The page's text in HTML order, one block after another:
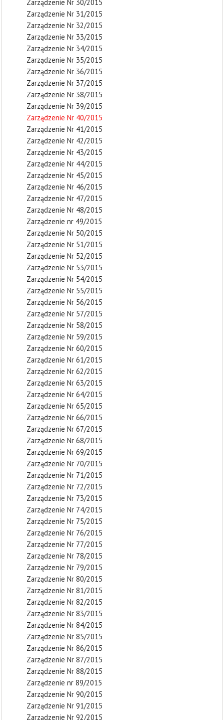
Zarządzenie Nr 30/2015
Zarządzenie Nr 31/2015
Zarządzenie Nr 32/2015
Zarządzenie Nr 33/2015
Zarządzenie Nr 34/2015
Zarządzenie Nr 35/2015
Zarządzenie Nr 36/2015
Zarządzenie Nr 37/2015
Zarządzenie Nr 38/2015
Zarządzenie Nr 39/2015
Zarządzenie Nr 40/2015
Zarządzenie Nr 41/2015
Zarządzenie Nr 42/2015
Zarządzenie Nr 43/2015
Zarządzenie Nr 44/2015
Zarządzenie Nr 45/2015
Zarządzenie Nr 46/2015
Zarządzenie Nr 47/2015
Zarządzenie Nr 48/2015
Zarządzenie nr 49/2015
Zarządzenie Nr 50/2015
Zarządzenie Nr 51/2015
Zarządzenie Nr 52/2015
Zarządzenie Nr 53/2015
Zarządzenie Nr 54/2015
Zarządzenie Nr 55/2015
Zarządzenie Nr 56/2015
Zarządzenie Nr 57/2015
Zarządzenie Nr 58/2015
Zarządzenie Nr 59/2015
Zarządzenie Nr 60/2015
Zarządzenie Nr 61/2015
Zarządzenie Nr 62/2015
Zarządzenie Nr 63/2015
Zarządzenie Nr 64/2015
Zarządzenie Nr 65/2015
Zarządzenie Nr 66/2015
Zarządzenie Nr 67/2015
Zarządzenie Nr 68/2015
Zarządzenie Nr 69/2015
Zarządzenie Nr 70/2015
Zarządzenie Nr 71/2015
Zarządzenie Nr 72/2015
Zarządzenie Nr 73/2015
Zarządzenie Nr 74/2015
Zarządzenie Nr 75/2015
Zarządzenie Nr 76/2015
Zarządzenie Nr 77/2015
Zarządzenie Nr 78/2015
Zarządzenie Nr 79/2015
Zarządzenie Nr 80/2015
Zarządzenie Nr 81/2015
Zarządzenie Nr 82/2015
Zarządzenie Nr 83/2015
Zarządzenie Nr 84/2015
Zarządzenie Nr 85/2015
Zarządzenie Nr 86/2015
Zarządzenie Nr 87/2015
Zarządzenie Nr 88/2015
Zarządzenie nr 89/2015
Zarządzenie Nr 90/2015
Zarządzenie Nr 91/2015
Zarządzenie Nr 92/2015